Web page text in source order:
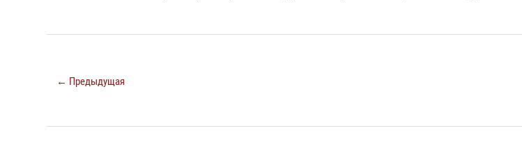
← Предыдущая